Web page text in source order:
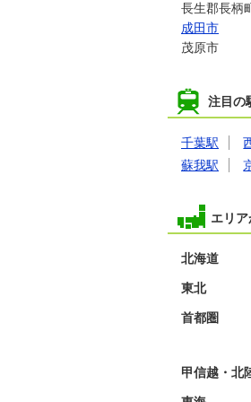
長生郡長柄
成田市
茂原市
注目の
千葉駅
蘇我駅
エリ
北海道
東北
首都圏
甲信越・北